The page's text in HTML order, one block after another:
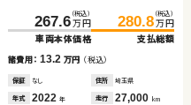
267.6 （税込）
万円
車両本体価格
280.8 （税込）
万円
支払総額
諸費用：13.2 万円 （税込）
保証 なし 住所 埼玉県
年式 2022 年 走行 27,000 km